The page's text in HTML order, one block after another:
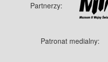
Partnerzy:
Patronat medialny: